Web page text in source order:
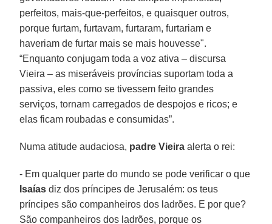
perfeitos, mais-que-perfeitos, e quaisquer outros,
porque furtam, furtavam, furtaram, furtariam e
haveriam de furtar mais se mais houvesse".
“Enquanto conjugam toda a voz ativa – discursa
Vieira – as miseráveis províncias suportam toda a
passiva, eles como se tivessem feito grandes
serviços, tornam carregados de despojos e ricos; e
elas ficam roubadas e consumidas”.
Numa atitude audaciosa, padre Vieira alerta o rei:
- Em qualquer parte do mundo se pode verificar o que
Isaías diz dos príncipes de Jerusalém: os teus
príncipes são companheiros dos ladrões. E por que?
São companheiros dos ladrões, porque os